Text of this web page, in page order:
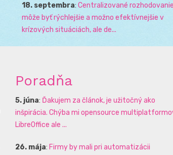
18. septembra: Centralizované rozhodovanie
môže byť rýchlejšie a možno efektívnejšie v
krízových situáciách, ale de...
Poradňa
5. júna: Ďakujem za článok, je užitočný ako
inšpirácia. Chýba mi opensource
LibreOffice ale ...
26. mája: Firmy by mali pri automatizácii